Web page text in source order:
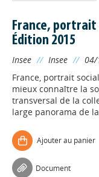
France, portrait
Édition 2015
Insee // Insee // 04/
France, portrait
mieux connaître la
transversal de la
large panorama de
Ajouter au panier
Document